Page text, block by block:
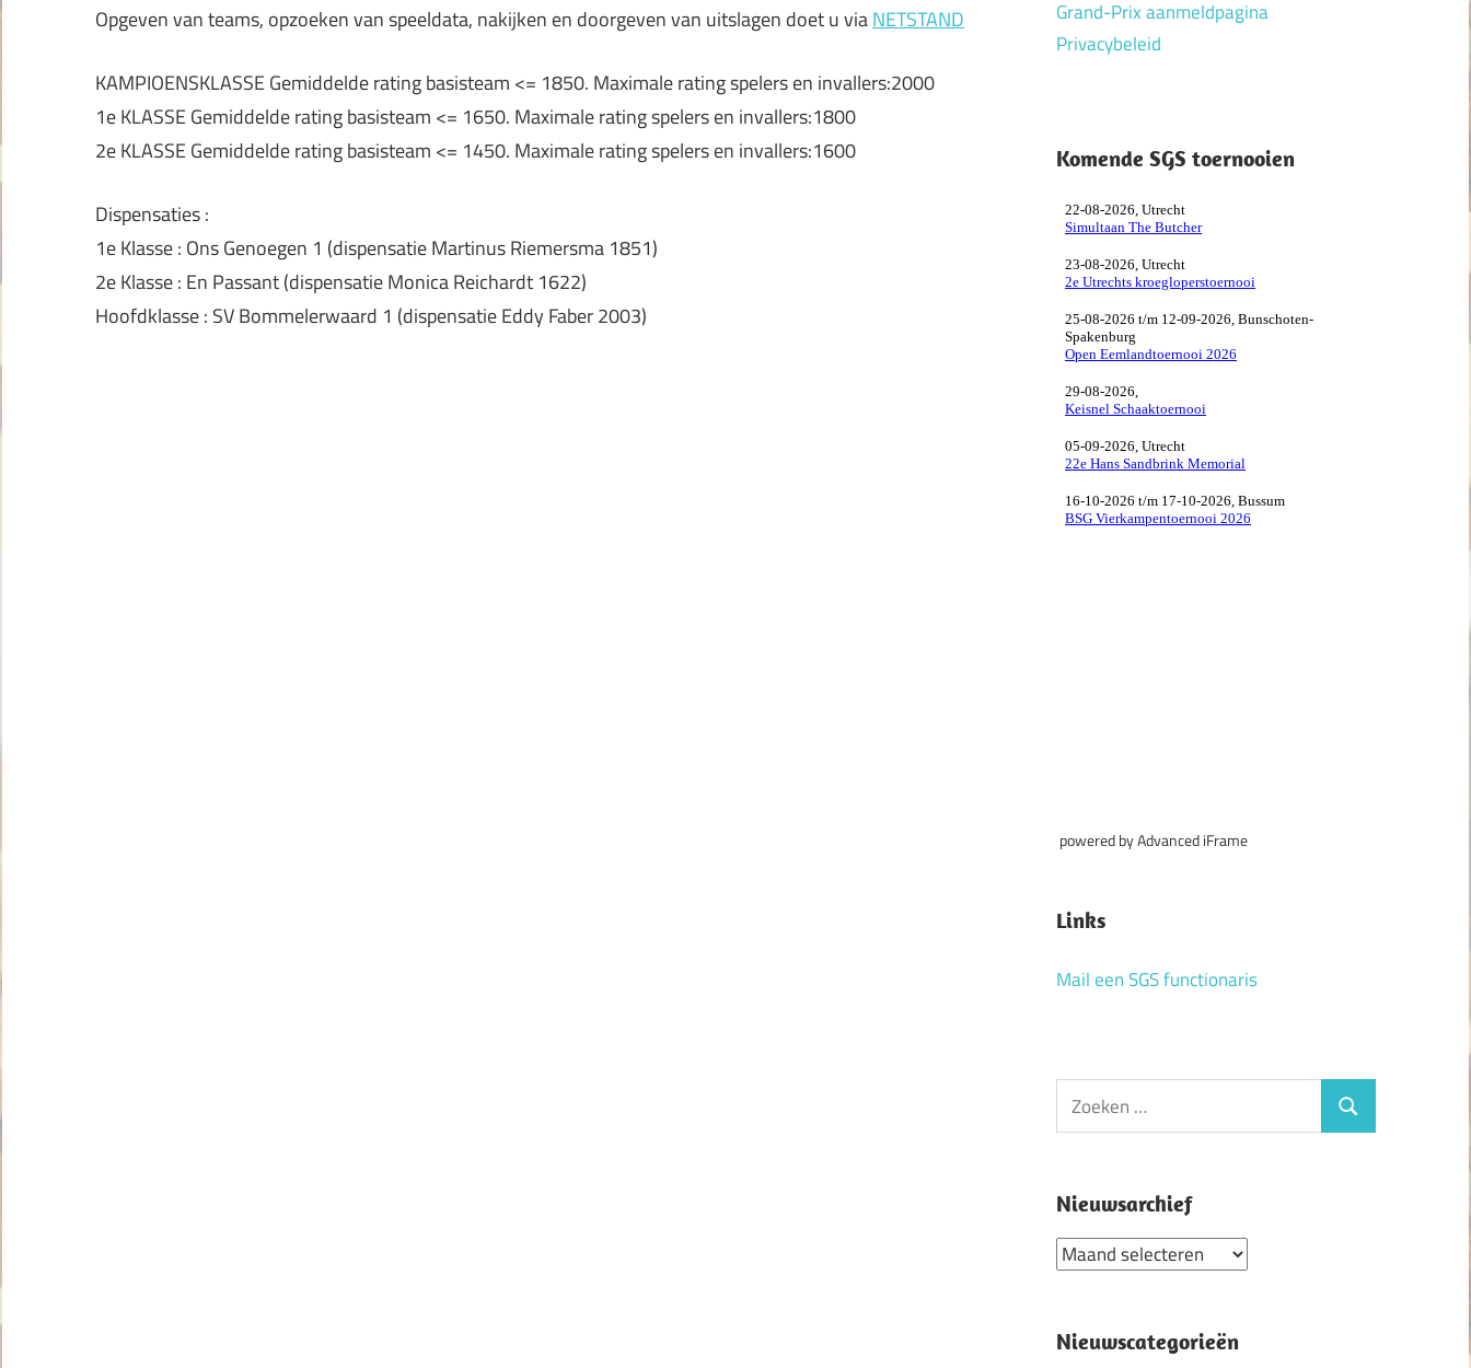
Opgeven van teams, opzoeken van speeldata, nakijken en doorgeven van uitslagen doet u viaNETSTAND
KAMPIOENSKLASSE Gemiddelde rating basisteam <= 1850. Maximale rating spelers en invallers:2000
1e KLASSE Gemiddelde rating basisteam <= 1650. Maximale rating spelers en invallers:1800
2e KLASSE Gemiddelde rating basisteam <= 1450. Maximale rating spelers en invallers:1600
Dispensaties :
1e Klasse : Ons Genoegen 1 (dispensatie Martinus Riemersma 1851)
2e Klasse : En Passant (dispensatie Monica Reichardt 1622)
Hoofdklasse : SV Bommelerwaard 1 (dispensatie Eddy Faber 2003)
Grand-Prix aanmeldpagina
Privacybeleid
Komende SGS toernooien
powered by Advanced iFrame
Links
Mail een SGS functionaris
Zoeken
naar:
Zoeken
Nieuwsarchief
Nieuwsarchief
Nieuwscategorieën